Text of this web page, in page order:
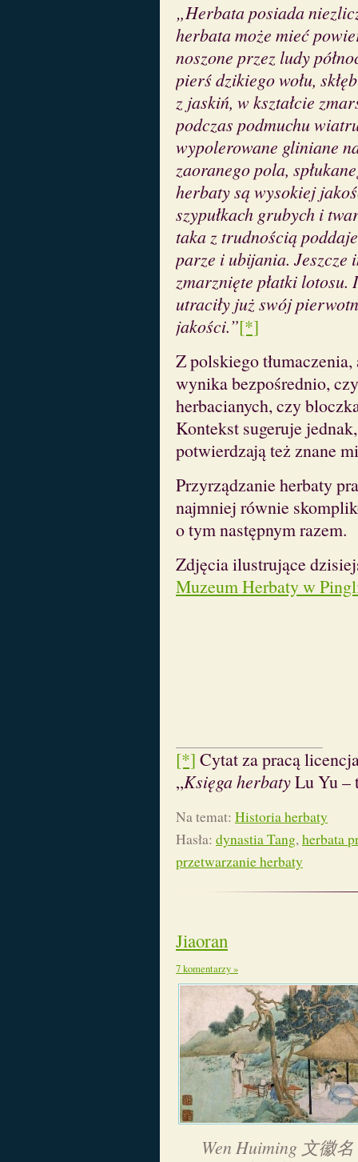
„Herbata posiada
herbata może mieć
noszone przez ludy
pierś dzikiego wołu,
z jaskiń, w kształcie
podczas podmuchu
wypolerowane gliniane
zaoranego pola,
herbaty są wysokiej
szypułkach grubych i
taka z trudnością
parze i ubijania.
zmarznięte płatki lotosu.
utraciły już swój
jakości.”[*]
Z polskiego
wynika bezpośrednio,
herbacianych, czy
Kontekst sugeruje
potwierdzają też znane
Przyrządzanie herbaty
najmniej równie
o tym następnym razem.
Zdjęcia ilustrujące
Muzeum Herbaty w
[*] Cytat za pracą
„Księga herbatyLu Yu –
Na temat: Historia herbaty
Hasła: dynastia Tang,herbata
przetwarzanie herbaty
Jiaoran
7 komentarzy »
Wen Huiming 文徽